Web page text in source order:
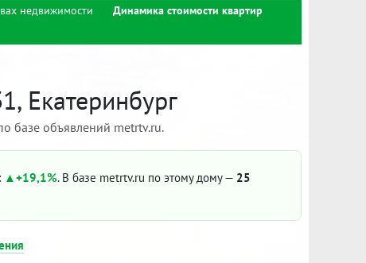
недвижимости
Динамика стоимости квартир
Екатеринбург
базе объявлений metrtv.ru.
+19,1%. В базе metrtv.ru по этому дому — 25